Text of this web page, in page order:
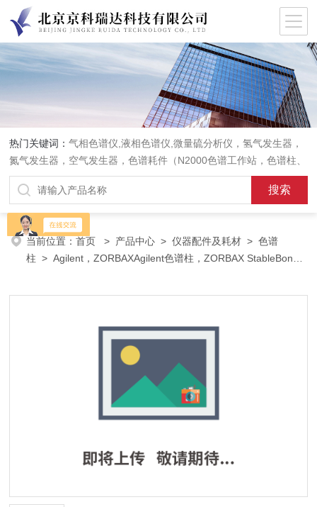
热门关键词：气相色谱仪,液相色谱仪,微量硫分析仪，氢气发生器，
氮气发生器，空气发生器，色谱耗件（N2000色谱工作站，色谱柱、
阀件、进样器、色谱担体），顶空进样器，热解析仪，紫外分光光度
计，原子吸收分光光度计，傅立叶红外光谱仪，分析天平等常规实验
室产品。
当前位置：首页 > 产品中心 >仪器配件及耗材 >色谱
柱 > Agilent，ZORBAXAgilent色谱柱，ZORBAX StableBond